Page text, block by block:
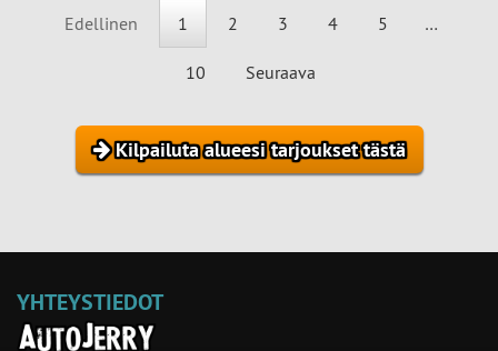
Edellinen 1 2 3 4 5 …
10 Seuraava
Kilpailuta alueesi tarjoukset tästä
YHTEYSTIEDOT